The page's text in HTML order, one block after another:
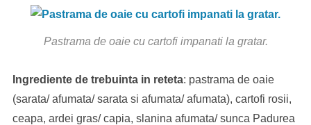
Pastrama de oaie cu cartofi impanati la gratar.
Ingrediente de trebuinta in reteta: pastrama de oaie
(sarata/ afumata/ sarata si afumata/ afumata), cartofi rosii,
ceapa, ardei gras/ capia, slanina afumata/ sunca Padurea